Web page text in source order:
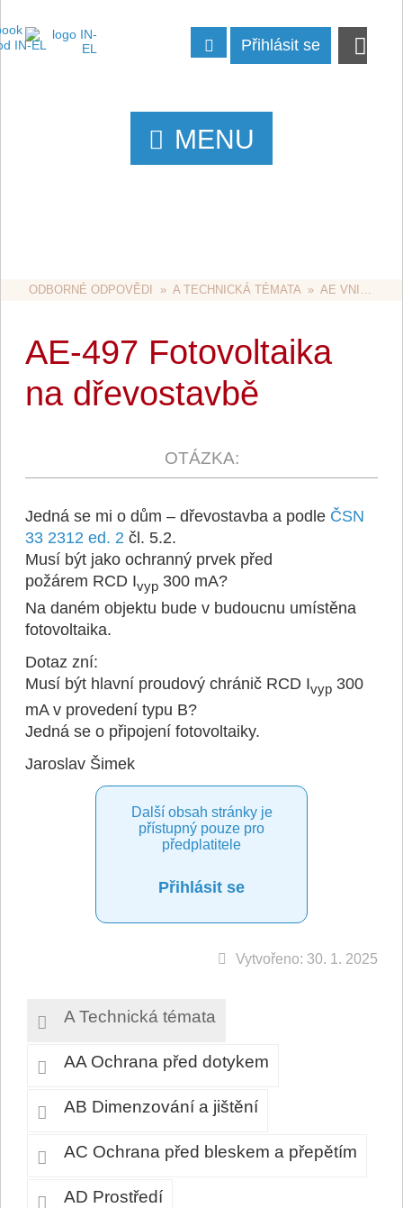
Přihlásit se
MENU
ODBORNÉ ODPOVĚDI
  »
A TECHNICKÁ TÉMATA
  »
AE VNITŘNÍ ROZVODY
AE-497 Fotovoltaika
na dřevostavbě
Jedná se mi o dům – dřevostavba a podle ČSN
33 2312 ed. 2čl. 5.2.
Musí být jako ochranný prvek před
požárem RCD Ivyp300 mA?
Na daném objektu bude v budoucnu umístěna
fotovoltaika.
Dotaz zní:
Musí být hlavní proudový chránič RCD Ivyp300
mA v provedení typu B?
Jedná se o připojení fotovoltaiky.
Jaroslav Šimek
Další obsah stránky je
přístupný pouze pro
předplatitele
Přihlásit se
Vytvořeno: 30. 1. 2025
A Technická témata
AA Ochrana před dotykem
AB Dimenzování a jištění
AC Ochrana před bleskem a přepětím
AD Prostředí